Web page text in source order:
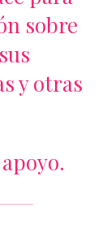
sobre
y otras